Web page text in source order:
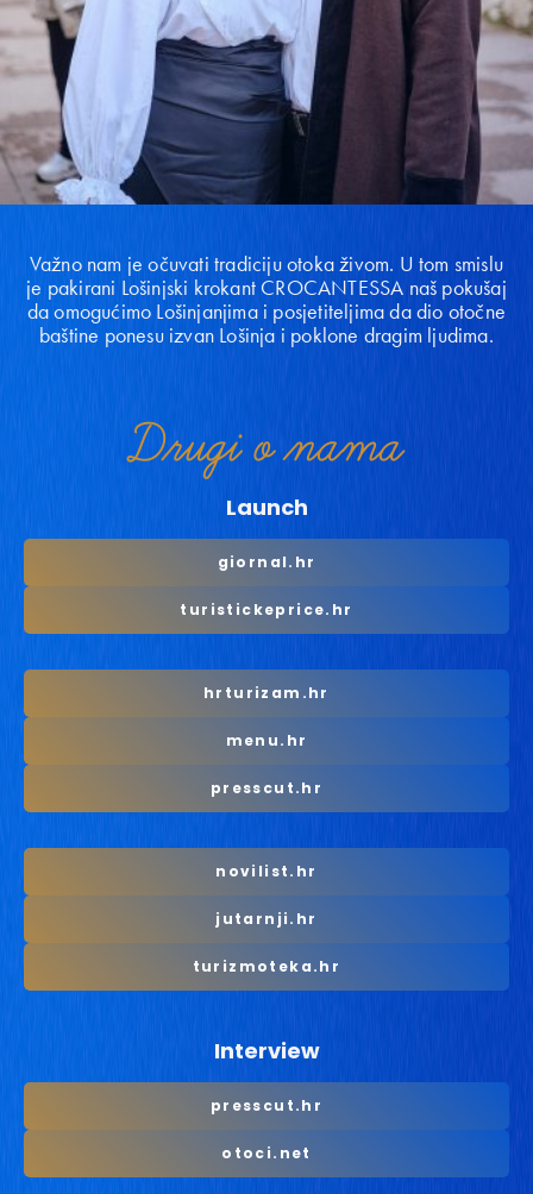
Važno nam je očuvati tradiciju otoka živom. U tom smislu
je pakirani Lošinjski krokant CROCANTESSA naš pokušaj
da omogućimo Lošinjanjima i posjetiteljima da dio otočne
baštine ponesu izvan Lošinja i poklone dragim ljudima.
Drugio nama
Launch
giornal.hr
turistickeprice.hr
hrturizam.hr
menu.hr
presscut.hr
novilist.hr
jutarnji.hr
turizmoteka.hr
Interview
presscut.hr
otoci.net